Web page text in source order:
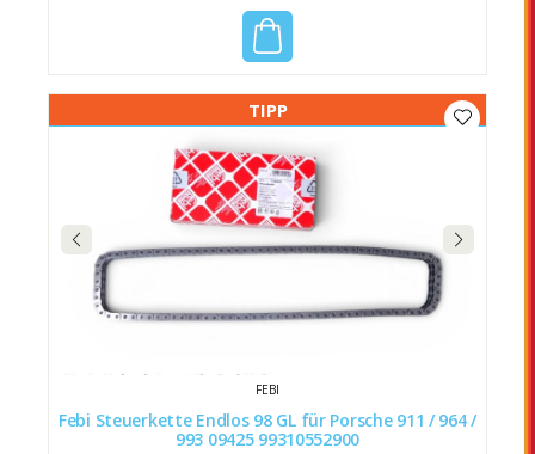
TIPP
FEBI
Febi Steuerkette Endlos 98 GL für Porsche 911 / 964 /
993 09425 99310552900